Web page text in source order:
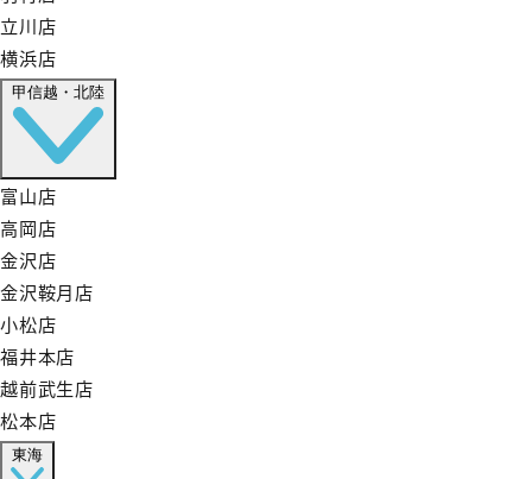
立川店
横浜店
甲信越・北陸
富山店
高岡店
金沢店
金沢鞍月店
小松店
福井本店
越前武生店
松本店
東海